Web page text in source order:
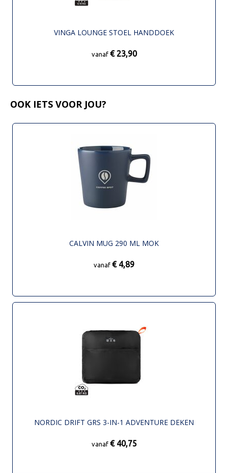
VINGA LOUNGE STOEL HANDDOEK
vanaf € 23,90
OOK IETS VOOR JOU?
CALVIN MUG 290 ML MOK
vanaf € 4,89
NORDIC DRIFT GRS 3-IN-1 ADVENTURE DEKEN
vanaf € 40,75